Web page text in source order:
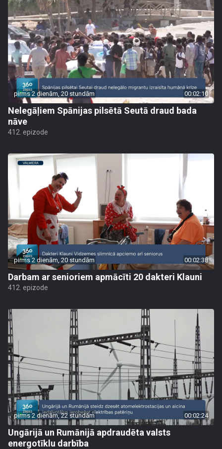
pirms 2 dienām, 20 stundām 00:02:10
Nelegāļiem Spānijas pilsētā Seutā draud bada
nāve
412. epizode
pirms 2 dienām, 20 stundām 00:02:38
Darbam ar senioriem apmācīti 20 dakteri Klauni
412. epizode
pirms 2 dienām, 22 stundām 00:02:24
Ungārijā un Rumānijā apdraudēta valsts
energotīklu darbība